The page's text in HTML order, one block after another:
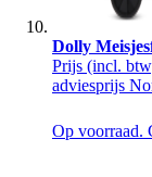
Dolly
Prijs (incl.
adviesprijs
Op voorraad.